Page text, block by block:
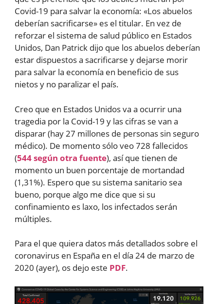
Covid-19 para salvar la economía: «Los abuelos
deberían sacrificarse» es el titular. En vez de
reforzar el sistema de salud público en Estados
Unidos, Dan Patrick dijo que los abuelos deberían
estar dispuestos a sacrificarse y dejarse morir
para salvar la economía en beneficio de sus
nietos y no paralizar el país.
Creo que en Estados Unidos va a ocurrir una
tragedia por la Covid-19 y las cifras se van a
disparar (hay 27 millones de personas sin seguro
médico). De momento sólo veo 728 fallecidos
(544 según otra fuente), así que tienen de
momento un buen porcentaje de mortandad
(1,31%). Espero que su sistema sanitario sea
bueno, porque algo me dice que si su
confinamiento es laxo, los infectados serán
múltiples.
Para el que quiera datos más detallados sobre el
coronavirus en España en el día 24 de marzo de
2020 (ayer), os dejo este PDF.